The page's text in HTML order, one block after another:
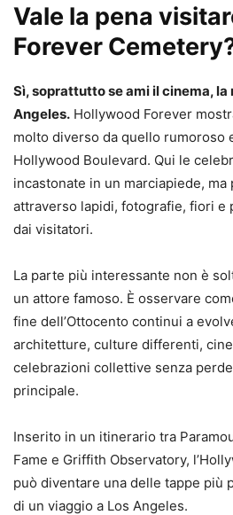
Vale la pena
Forever
Sì, soprattutto se ami il cinema, la
Angeles. Hollywood Forever
molto diverso da quello rumoroso
Hollywood Boulevard. Qui le
incastonate in un marciapiede,
attraverso lapidi, fotografie, fiori e
dai visitatori.
La parte più interessante non è
un attore famoso. È osservare
fine dell’Ottocento continui a
architetture, culture differenti,
celebrazioni collettive senza
principale.
Inserito in un itinerario tra
Fame e Griffith Observatory,
può diventare una delle tappe più
di un viaggio a Los Angeles.